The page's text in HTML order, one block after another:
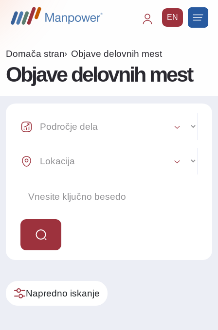
EN
Domača stran Objave delovnih mest
Objave delovnih mest
Industry Select
Location Select
Napredno iskanje